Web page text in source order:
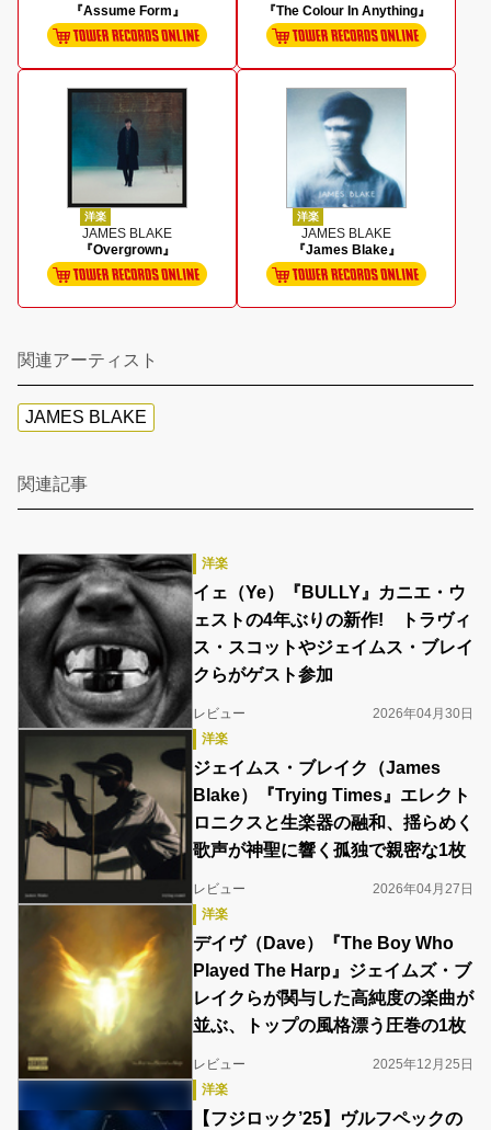
『Assume Form』
『The Colour In Anything』
洋楽
JAMES BLAKE
『Overgrown』
洋楽
JAMES BLAKE
『James Blake』
関連アーティスト
JAMES BLAKE
関連記事
洋楽
イェ（Ye）『BULLY』カニエ・ウ
ェストの4年ぶりの新作! トラヴィ
ス・スコットやジェイムス・ブレイ
クらがゲスト参加
レビュー
2026年04月30日
洋楽
ジェイムス・ブレイク（James
Blake）『Trying Times』エレクト
ロニクスと生楽器の融和、揺らめく
歌声が神聖に響く孤独で親密な1枚
レビュー
2026年04月27日
洋楽
デイヴ（Dave）『The Boy Who
Played The Harp』ジェイムズ・ブ
レイクらが関与した高純度の楽曲が
並ぶ、トップの風格漂う圧巻の1枚
レビュー
2025年12月25日
洋楽
【フジロック’25】ヴルフペックの